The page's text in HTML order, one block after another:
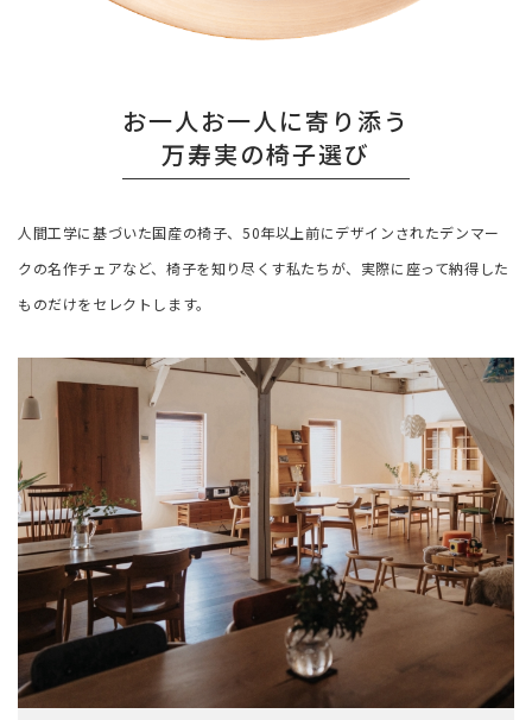
お一人お一人に寄り添う
万寿実の椅子選び
人間工学に基づいた国産の椅子、50年以上前にデザインされたデンマー
クの名作チェアなど、椅子を知り尽くす私たちが、実際に座って納得した
ものだけをセレクトします。